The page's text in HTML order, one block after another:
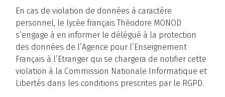
En cas de violation de données à caractère
personnel, le lycée français Théodore MONOD
s’engage à en informer le délégué à la protection
des données de l’Agence pour l’Enseignement
Français à l’Etranger qui se chargera de notifier cette
violation à la Commission Nationale Informatique et
Libertés dans les conditions prescrites par le RGPD.